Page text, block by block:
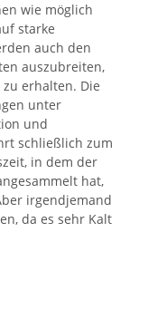
wie möglich
starke
auch den
auszubreiten,
erhalten. Die
unter
und
schließlich zum
in dem der
hat,
irgendjemand
da es sehr Kalt